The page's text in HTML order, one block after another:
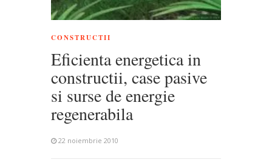
CONSTRUCTII
Eficienta energetica in
constructii, case pasive
si surse de energie
regenerabila
22 noiembrie 2010